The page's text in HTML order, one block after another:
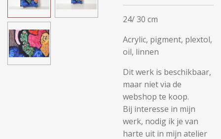
24/ 30 cm
Acrylic, pigment, plextol,
oil, linnen
Dit werk is beschikbaar,
maar niet via de
webshop te koop.
Bij interesse in mijn
werk, nodig ik je van
harte uit in mijn atelier